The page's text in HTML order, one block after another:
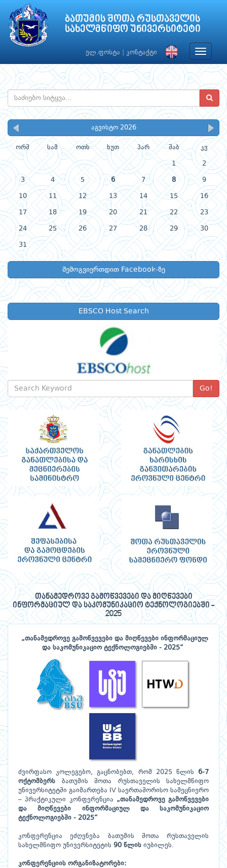
ბათუმის შოთა რუსთაველის
სახელმწიფო უნივერსიტეტი
ელ.ფოსტა კონტაქტი
Toggle
აგვისტო 2026
ორშ სამ ოთხ ხუთ პარ შაბ კვ
1 2
3 4 5 6 7 8 9
10 11 12 13 14 15 16
17 18 19 20 21 22 23
24 25 26 27 28 29 30
31
შემოგვიერთდით Facebook-ზე
EBSCO Host Search
Go!
თანამედროვე გამოწვევები და მიღწევები
ინფორმაციულ და საკომუნიკაციო ტექნოლოგიებში -
2025
„თანამედროვე გამოწვევები და მიღწევები ინფორმაციულ
და საკომუნიკაციო ტექნოლოგიებში - 2025“
ძვირფასო კოლეგებო, გაცნობებთ, რომ 2025 წლის 6-7
ოქტომბერს ბათუმის შოთა რუსთაველის სახელმწიფო
უნივერსიტეტში გაიმართება IV საერთაშორისო სამეცნიერო
– პრაქტიკული კონფერენცია „თანამედროვე გამოწვევები
და მიღწევები ინფორმაციულ და საკომუნიკაციო
ტექნოლოგიებში - 2025“
კონფერენცია ეძღვნება ბათუმის შოთა რუსთაველის
სახელმწიფო უნივერსიტეტის 90 წლის იუბილეს.
კონფერენციის ორგანიზატორები: